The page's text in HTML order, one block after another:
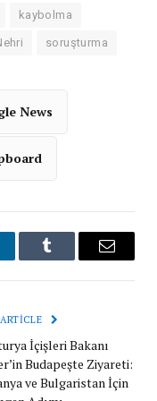
kaybolma
soruşturma
News
Tumblr Email
İçişleri Bakanı
Budapeşte Ziyareti:
ve Bulgaristan İçin